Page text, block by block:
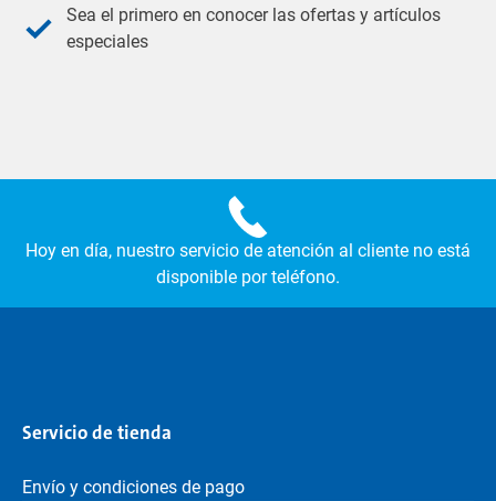
Sea el primero en conocer las ofertas y artículos
especiales
Hoy en día, nuestro servicio de atención al cliente no está
disponible por teléfono.
Servicio de tienda
Envío y condiciones de pago